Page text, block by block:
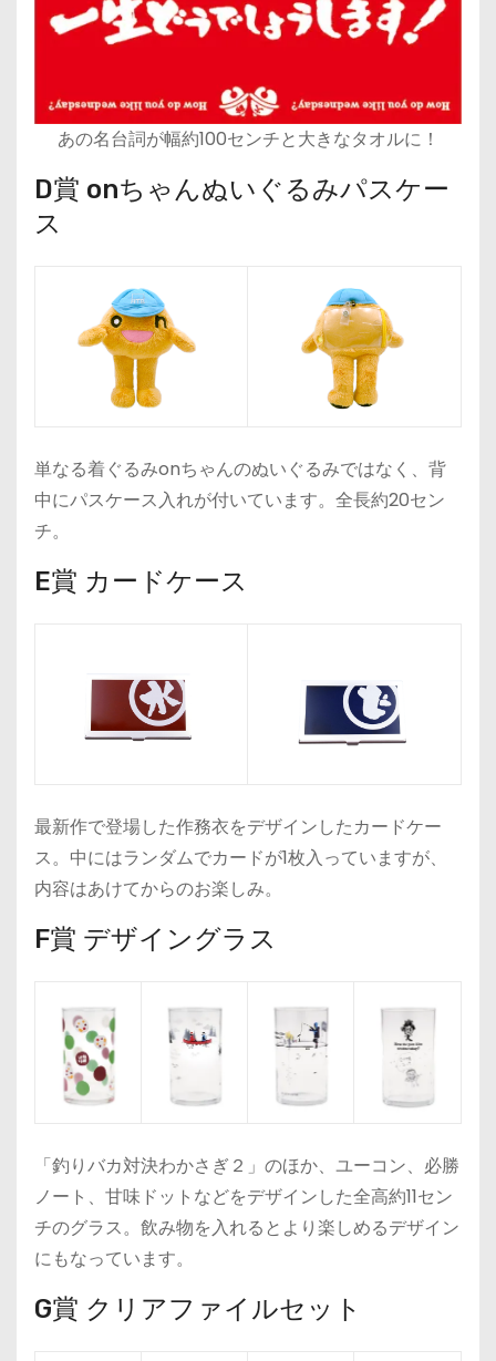
あの名台詞が幅約100センチと大きなタオルに！
D賞 onちゃんぬいぐるみパスケー
ス
単なる着ぐるみonちゃんのぬいぐるみではなく、背
中にパスケース入れが付いています。全長約20セン
チ。
E賞 カードケース
最新作で登場した作務衣をデザインしたカードケー
ス。中にはランダムでカードが1枚入っていますが、
内容はあけてからのお楽しみ。
F賞 デザイングラス
「釣りバカ対決わかさぎ２」のほか、ユーコン、必勝
ノート、甘味ドットなどをデザインした全高約11セン
チのグラス。飲み物を入れるとより楽しめるデザイン
にもなっています。
G賞 クリアファイルセット